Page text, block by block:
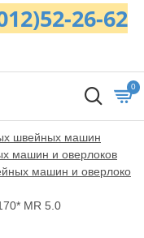
26-62
0
швейных машин
и оверлоков
машин и оверлоко
MR 5.0